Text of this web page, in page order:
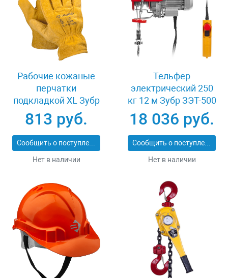
Рабочие кожаные
перчатки
подкладкой XL Зубр
МАСТЕР 1135-XL
813 руб.
Сообщить о поступлении
Нет в наличии
Тельфер
электрический 250
кг 12 м Зубр ЗЭТ-500
18 036 руб.
Сообщить о поступлении
Нет в наличии